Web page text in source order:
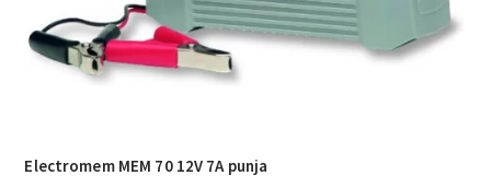
Electromem MEM 70 12V 7A punja